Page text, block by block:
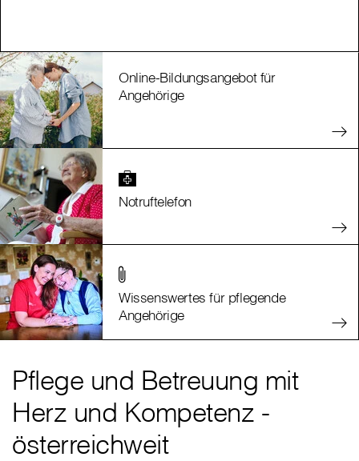
Online-Bildungsangebot für
Angehörige
Notruftelefon
Wissenswertes für pflegende
Angehörige
Pflege und Betreuung mit
Herz und Kompetenz -
österreichweit